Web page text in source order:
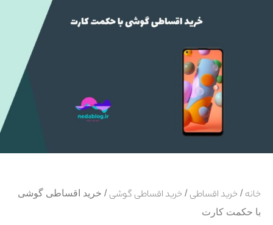
خانه / خرید اقساطی / خرید اقساطی گوشی / خرید اقساطی گوشی
با حکمت کارت